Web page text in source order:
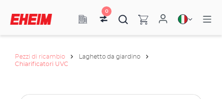
0
Pezzi di ricambio
Laghetto da giardino
Chiarificatori UVC